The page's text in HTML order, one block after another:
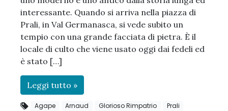
interessante. Quando si arriva nella piazza di
Prali, in Val Germanasca, si vede subito un
tempio con una grande facciata di pietra. È il
locale di culto che viene usato oggi dai fedeli ed
è stato […]
Leggi tutto »
Agape Arnaud Glorioso Rimpatrio
Prali